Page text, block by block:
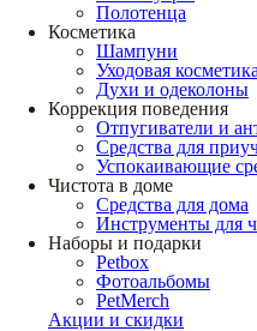
Полотенца
Косметика
Шампуни
Уходовая косметика
Духи и одеколоны
Коррекция поведения
Отпугиватели и
Средства для
Успокаивающие
Чистота в доме
Средства для дома
Инструменты для
Наборы и подарки
Petbox
Фотоальбомы
PetMerch
Акции и скидки